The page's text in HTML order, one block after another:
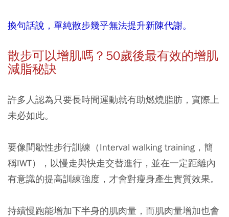
換句話說，單純散步幾乎無法提升新陳代謝。
散步可以增肌嗎？50歲後最有效的增肌
減脂秘訣
許多人認為只要長時間運動就有助燃燒脂肪，實際上
未必如此。
要像間歇性步行訓練（Interval walking training，簡
稱IWT），以慢走與快走交替進行，並在一定距離內
有意識的提高訓練強度，才會對瘦身產生實質效果。
持續慢跑能增加下半身的肌肉量，而肌肉量增加也會